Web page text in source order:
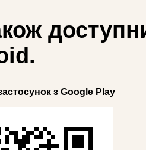
з Google Play